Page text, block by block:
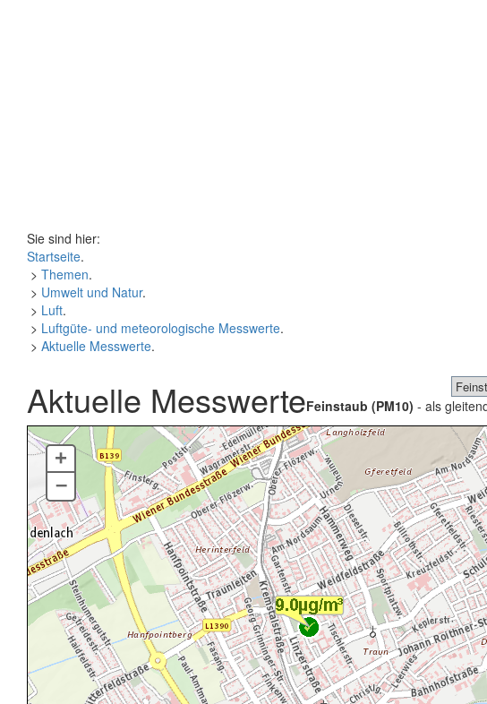
Sie sind hier:
Startseite.
> Themen.
> Umwelt und Natur.
> Luft.
> Luftgüte- und meteorologische Messwerte.
> Aktuelle Messwerte.
Aktuelle MesswerteFeinstaub (PM10) - als
+
–